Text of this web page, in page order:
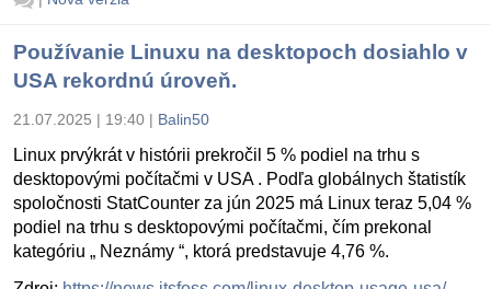
Používanie Linuxu na desktopoch dosiahlo v
USA rekordnú úroveň.
21.07.2025 | 19:40 | Balin50
Linux prvýkrát v histórii prekročil 5 % podiel na trhu s
desktopovými počítačmi v USA . Podľa globálnych štatistík
spoločnosti StatCounter za jún 2025 má Linux teraz 5,04 %
podiel na trhu s desktopovými počítačmi, čím prekonal
kategóriu „ Neznámy “, ktorá predstavuje 4,76 %.